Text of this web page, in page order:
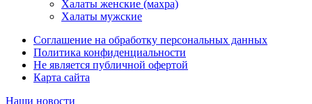
Халаты женские (махра)
Халаты мужские
Соглашение на обработку персональных данных
Политика конфиденциальности
Не является публичной офертой
Карта сайта
Наши новости